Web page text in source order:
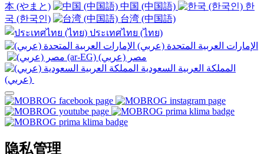
本 (やまと)
中国 (中国語)
한
국 (한국인)
台湾 (中国語)
ประเทศไทย (ไทย)
隐私管理